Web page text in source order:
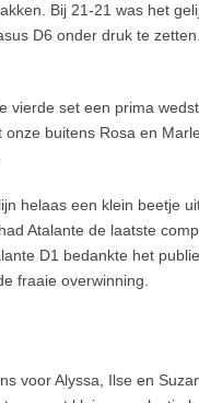
Bij 21-21 was het
D6 onder druk te
vierde set een prima
buitens Rosa en
helaas een klein beetje
Atalante de laatste
D1 bedankte het
fraaie overwinning.
voor Alyssa, Ilse en